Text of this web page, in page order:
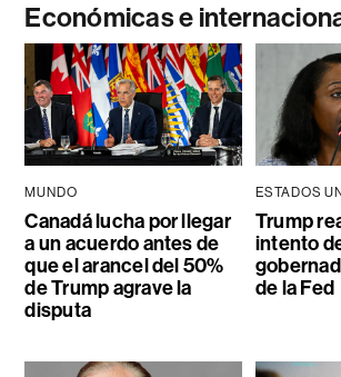
Económicas e
MUNDO
Canadá lucha por llegar
a un acuerdo antes de
que el arancel del 50%
de Trump agrave la
disputa
ESTADOS
Trump
intento
de la Fed